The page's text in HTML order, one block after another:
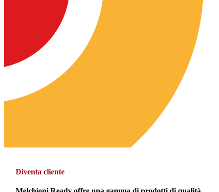
Diventa cliente